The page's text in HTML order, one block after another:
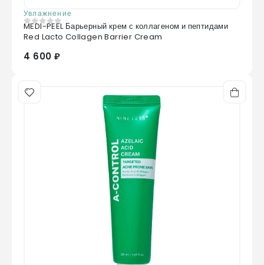
Увлажнение
0из 5
MEDI-PEEL Барьерный крем с коллагеном и пептидами
Red Lacto Collagen Barrier Cream
4 600 ₽